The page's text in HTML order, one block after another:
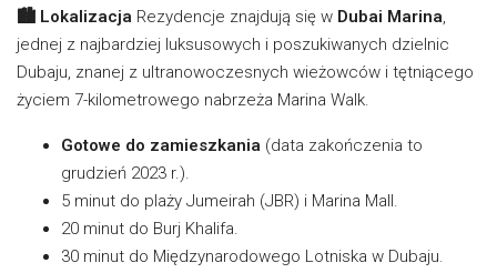
🏙️ Lokalizacja Rezydencje znajdują się w Dubai Marina,
jednej z najbardziej luksusowych i poszukiwanych dzielnic
Dubaju, znanej z ultranowoczesnych wieżowców i tętniącego
życiem 7-kilometrowego nabrzeża Marina Walk.
Gotowe do zamieszkania (data zakończenia to
grudzień 2023 r.).
5 minut do plaży Jumeirah (JBR) i Marina Mall.
20 minut do Burj Khalifa.
30 minut do Międzynarodowego Lotniska w Dubaju.